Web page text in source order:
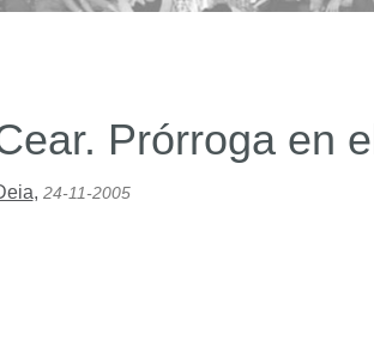
Prórroga en
, 24-11-2005